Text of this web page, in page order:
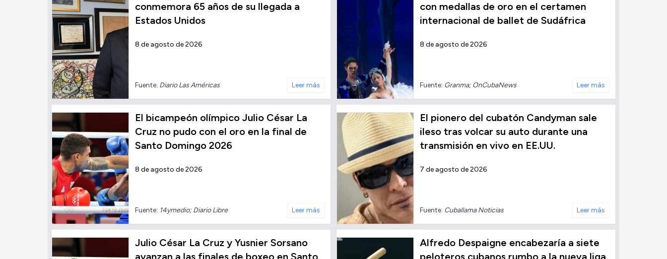
conmemora 65 años de su llegada a
Estados Unidos
8 de agosto de 2026
Fuente: Diario Las Américas Leer más
con medallas de oro en el certamen
internacional de ballet de Sudáfrica
8 de agosto de 2026
Fuente: Granma; OnCubaNews Leer más
El bicampeón olímpico Julio César La
Cruz no pudo con el oro en la final de
Santo Domingo 2026
8 de agosto de 2026
Fuente: 14ymedio; Diario Libre Leer más
El pionero del cubatón Candyman sale
ileso tras volcar su auto durante una
transmisión en vivo en EE.UU.
7 de agosto de 2026
Fuente: Cuballama Noticias Leer más
Julio César La Cruz y Yusnier Sorsano
avanzan a las finales de boxeo en Santo
Alfredo Despaigne encabezaría a siete
peloteros cubanos rumbo a la nueva liga